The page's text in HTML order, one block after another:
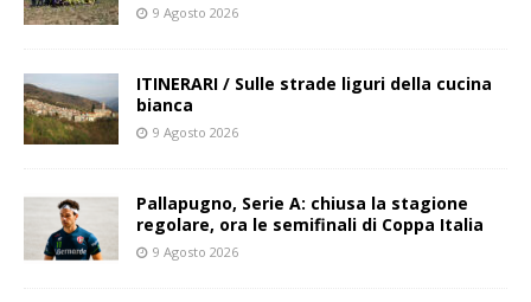
9 Agosto 2026
ITINERARI / Sulle strade liguri della cucina
bianca
9 Agosto 2026
Pallapugno, Serie A: chiusa la stagione
regolare, ora le semifinali di Coppa Italia
9 Agosto 2026